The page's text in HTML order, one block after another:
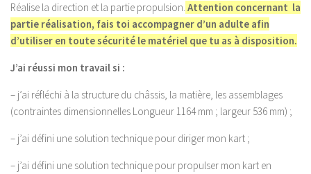
Réalise la direction et la partie propulsion. Attention concernant la
partie réalisation, fais toi accompagner d’un adulte afin
d’utiliser en toute sécurité le matériel que tu as à disposition.
J’ai réussi mon travail si :
– j’ai réfléchi à la structure du châssis, la matière, les assemblages
(contraintes dimensionnelles Longueur 1164 mm ; largeur 536 mm) ;
– j’ai défini une solution technique pour diriger mon kart ;
– j’ai défini une solution technique pour propulser mon kart en